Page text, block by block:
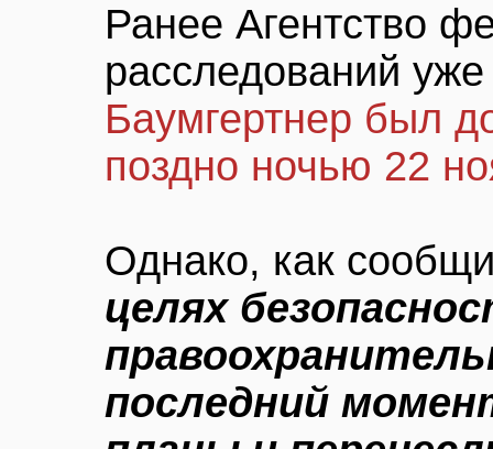
Ранее Агентство
расследований
Баумгертнер был
поздно ночью 22
Однако, как
целях
последний